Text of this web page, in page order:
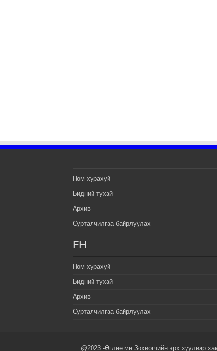
Ном хурахуй
Бидний тухай
Архив
Сурталчилгаа байрлуулах
FH
Ном хурахуй
Бидний тухай
Архив
Сурталчилгаа байрлуулах
@2023 -Өглөө.мн Зохиогчийн эрх хуулиар